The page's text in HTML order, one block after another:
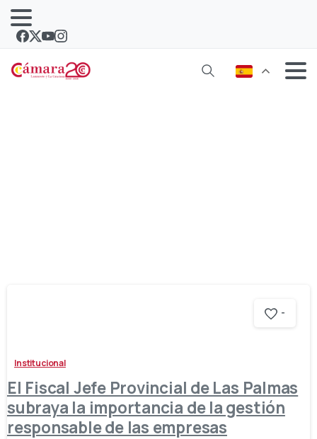
-
Institucional
El Fiscal Jefe Provincial de Las Palmas
subraya la importancia de la gestión
responsable de las empresas